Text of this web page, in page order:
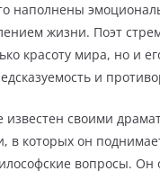
наполнены
жизни. Поэт
красоту мира, но и
и
известен своими
в которых он
вопросы. Он